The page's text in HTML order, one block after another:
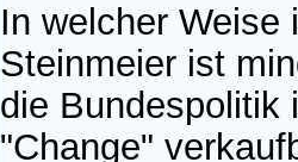
In welcher Weise
Steinmeier ist
die Bundespolitik
"Change"